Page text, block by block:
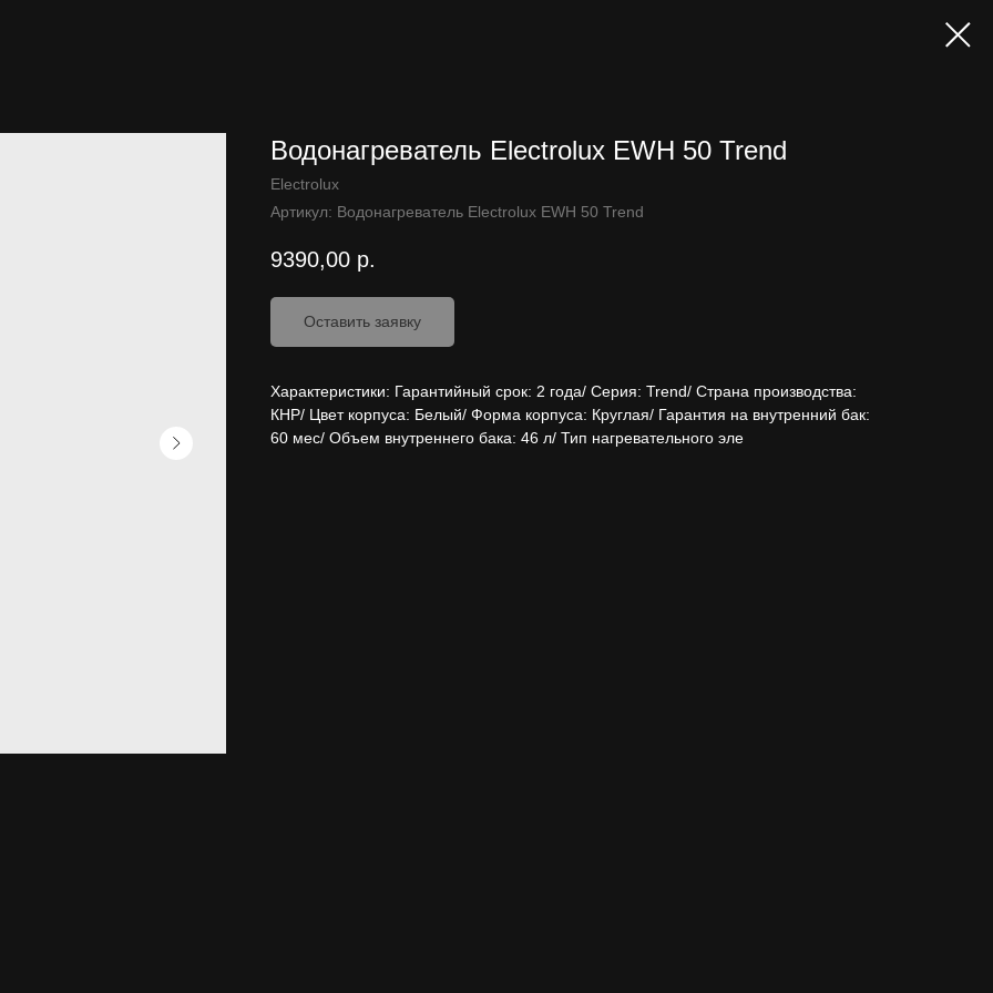
Водонагреватель Electrolux EWH 50 Trend
Electrolux
Артикул: Водонагреватель Electrolux EWH 50 Trend
9390,00 р.
Оставить заявку
Характеристики: Гарантийный срок: 2 года/ Серия: Trend/ Страна производства:
КНР/ Цвет корпуса: Белый/ Форма корпуса: Круглая/ Гарантия на внутренний бак:
60 мес/ Объем внутреннего бака: 46 л/ Тип нагревательного эле